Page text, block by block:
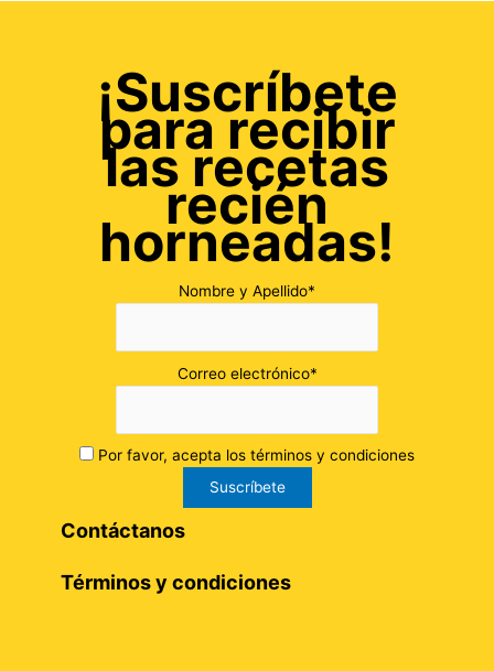
¡Suscríbete
para recibir
las recetas
recién
horneadas!
Nombre y Apellido*
Correo electrónico*
Por favor, acepta los términos y condiciones
Contáctanos
Términos y condiciones